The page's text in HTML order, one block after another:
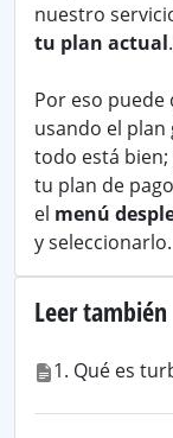
nuestro
tu plan actual
Por eso puede
usando el
todo está
tu plan de
el menú
y seleccionarlo.
Leer también
1. Qué es